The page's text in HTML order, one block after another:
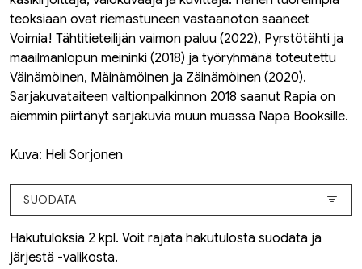
teoksiaan ovat riemastuneen vastaanoton saaneet
Voimia! Tähtitieteilijän vaimon paluu (2022), Pyrstötähti ja
maailmanlopun meininki (2018) ja työryhmänä toteutettu
Väinämöinen, Mäinämöinen ja Zäinämöinen (2020).
Sarjakuvataiteen valtionpalkinnon 2018 saanut Rapia on
aiemmin piirtänyt sarjakuvia muun muassa Napa Booksille.
Kuva: Heli Sorjonen
SUODATA
Hakutuloksia 2 kpl. Voit rajata hakutulosta suodata ja
järjestä -valikosta.